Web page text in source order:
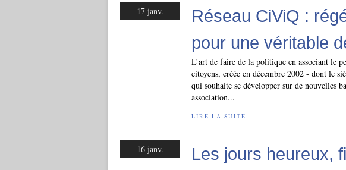
17 janv.
Réseau CiViQ :
pour une véritable
L’art de faire de la politique en associant le
citoyens, créée en décembre 2002 - dont le
qui souhaite se développer sur de nouvelles
association...
LIRE LA SUITE
16 janv.
Les jours heureux,